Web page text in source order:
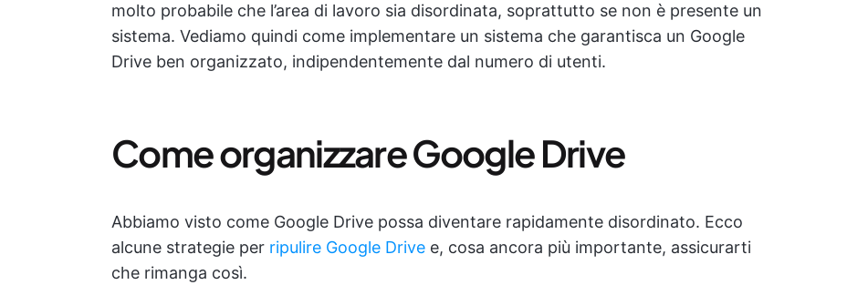
molto probabile che l’area di lavoro sia disordinata, soprattutto se non è presente un
sistema. Vediamo quindi come implementare un sistema che garantisca un Google
Drive ben organizzato, indipendentemente dal numero di utenti.
Come organizzare Google Drive
Abbiamo visto come Google Drive possa diventare rapidamente disordinato. Ecco
alcune strategie per ripulire Google Drive e, cosa ancora più importante, assicurarti
che rimanga così.